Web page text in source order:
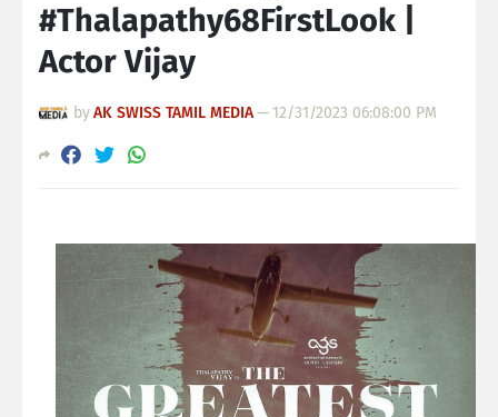
#Thalapathy68FirstLook |
Actor Vijay
byAK SWISS TAMIL MEDIA— 12/31/2023 06:08:00 PM